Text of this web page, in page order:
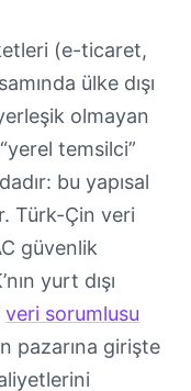
(e-ticaret,
ülke dışı
olmayan
temsilci”
bu yapısal
Türk-Çin veri
güvenlik
yurt dışı
veri sorumlusu
pazarına girişte